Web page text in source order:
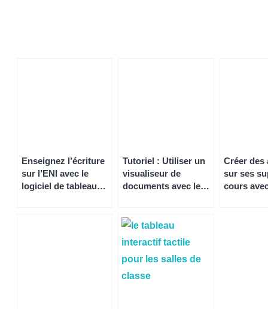
Enseignez l’écriture
sur l’ENI avec le
logiciel de tableau
Tutoriel : Utiliser un
visualiseur de
documents avec le
Créer des
sur ses
cours